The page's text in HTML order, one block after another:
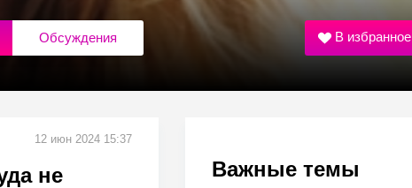
Обсуждения В избранное
12 июн 2024 15:37
не
Важные темы